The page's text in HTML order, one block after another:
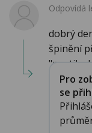
Odpovídá
dobrý
špinění
"pustily
Pro
se